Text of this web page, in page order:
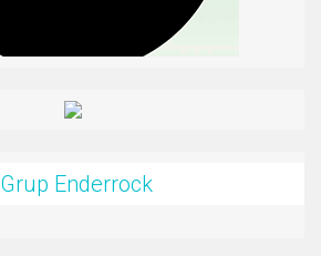
Grup Enderrock